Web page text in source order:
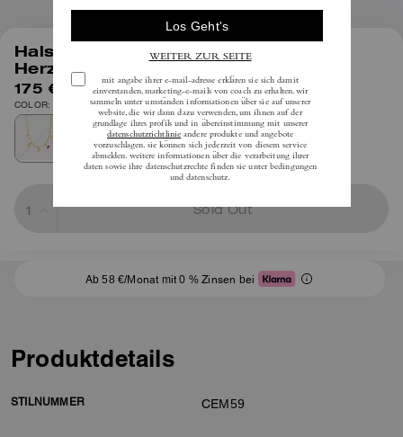
Halskette Mit Kirsch- Und
Herzanhänger
175 € inkl. MwSt.
COLOR: Gold/Multi
Sold Out
Ab 58 €/Monat mit 0 % Zinsen bei
Produktdetails
STILNUMMER CEM59